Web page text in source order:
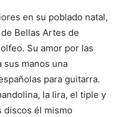
en su poblado natal,
Bellas Artes de
Su amor por las
sus manos una
para guitarra.
la lira, el tiple y
discos él mismo